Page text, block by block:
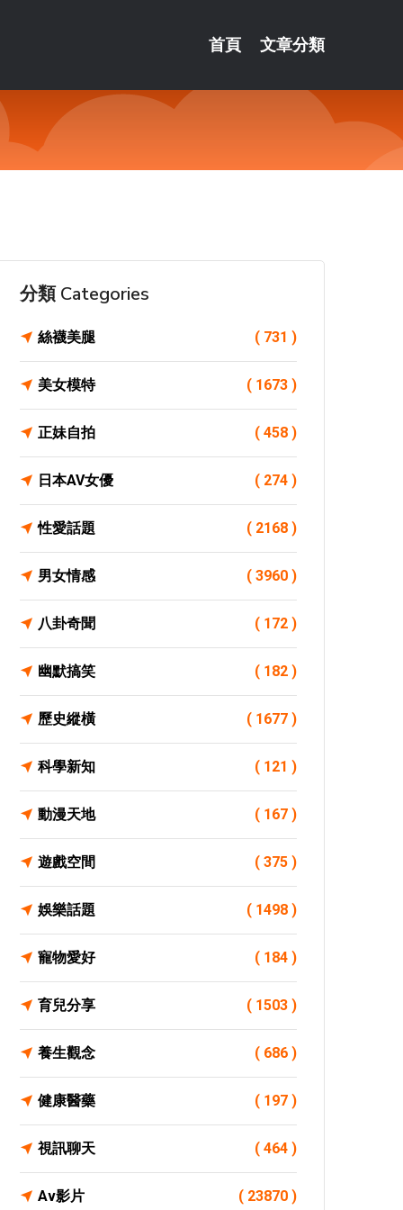
首頁 文章分類
分類 Categories
絲襪美腿 ( 731 )
美女模特 ( 1673 )
正妹自拍 ( 458 )
日本AV女優 ( 274 )
性愛話題 ( 2168 )
男女情感 ( 3960 )
八卦奇聞 ( 172 )
幽默搞笑 ( 182 )
歷史縱橫 ( 1677 )
科學新知 ( 121 )
動漫天地 ( 167 )
遊戲空間 ( 375 )
娛樂話題 ( 1498 )
寵物愛好 ( 184 )
育兒分享 ( 1503 )
養生觀念 ( 686 )
健康醫藥 ( 197 )
視訊聊天 ( 464 )
Av影片 ( 23870 )